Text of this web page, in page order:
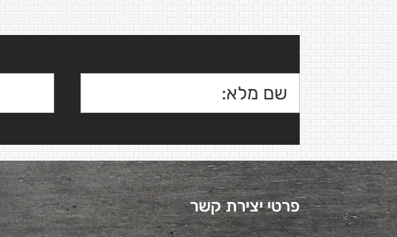
פרטי יצירת קשר